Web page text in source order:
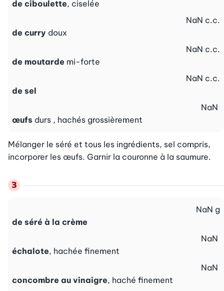
de ciboulette, ciselée
de curry doux
NaN c.c.
de moutarde mi-forte
NaN c.c.
de sel
NaN c.c.
œufs durs , hachés grossièrement
NaN
Mélanger le séré et tous les ingrédients, sel compris,
incorporer les œufs. Garnir la couronne à la saumure.
de séré à la crème
NaN g
échalote, hachée finement
NaN
concombre au vinaigre, haché finement
NaN